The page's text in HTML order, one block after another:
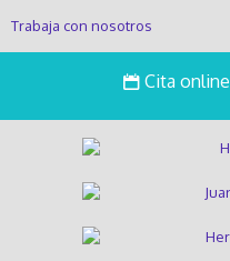
Cita online
Trabaja con nosotros
Intranet